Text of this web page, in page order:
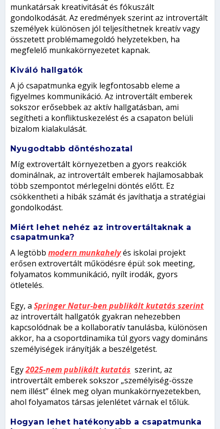
munkatársak kreativitását és fókuszált
gondolkodását. Az eredmények szerint az introvertált
személyek különösen jól teljesíthetnek kreatív vagy
összetett problémamegoldó helyzetekben, ha
megfelelő munkakörnyezetet kapnak.
Kiváló hallgatók
A jó csapatmunka egyik legfontosabb eleme a
figyelmes kommunikáció. Az introvertált emberek
sokszor erősebbek az aktív hallgatásban, ami
segítheti a konfliktuskezelést és a csapaton belüli
bizalom kialakulását.
Nyugodtabb döntéshozatal
Míg extrovertált környezetben a gyors reakciók
dominálnak, az introvertált emberek hajlamosabbak
több szempontot mérlegelni döntés előtt. Ez
csökkentheti a hibák számát és javíthatja a stratégiai
gondolkodást.
Miért lehet nehéz az introvertáltaknak a
csapatmunka?
A legtöbbmodern munkahelyés iskolai projekt
erősen extrovertált működésre épül: sok meeting,
folyamatos kommunikáció, nyílt irodák, gyors
ötletelés.
Egy, aSpringer Natur-ben publikált kutatás szerint
az introvertált hallgatók gyakran nehezebben
kapcsolódnak be a kollaboratív tanulásba, különösen
akkor, ha a csoportdinamika túl gyors vagy domináns
személyiségek irányítják a beszélgetést.
Egy2025-nem publikált kutatás szerint, az
introvertált emberek sokszor „személyiség-össze
nem illést” élnek meg olyan munkakörnyezetekben,
ahol folyamatos társas jelenlétet várnak el tőlük.
Hogyan lehet hatékonyabb a csapatmunka